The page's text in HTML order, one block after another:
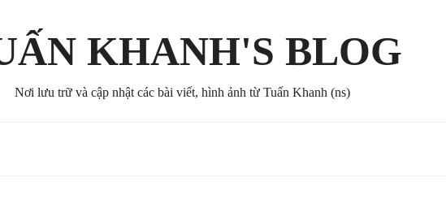
KHANH'S BLOG
Nơi lưu trữ và cập nhật các bài viết, hình ảnh từ Tuấn Khanh (ns)